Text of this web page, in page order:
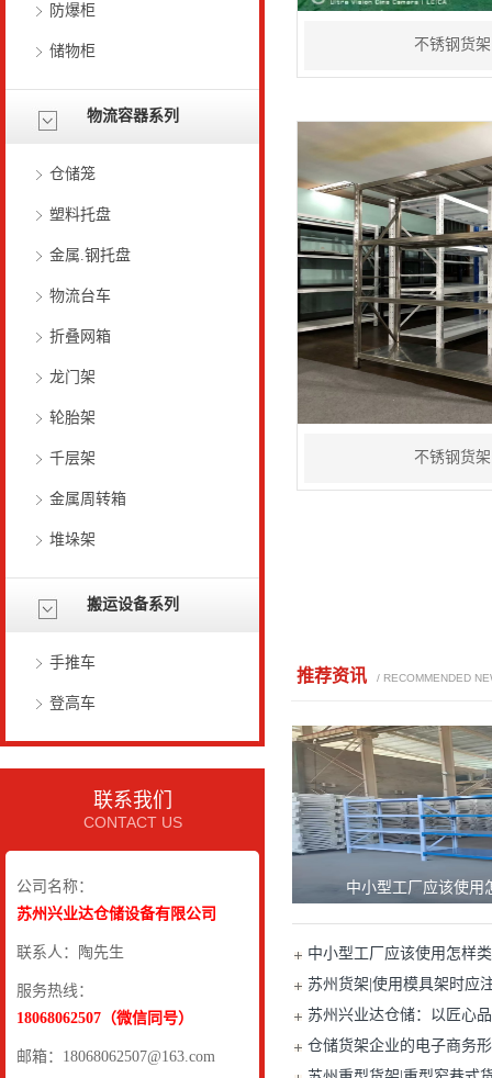
不锈钢货架
不锈钢货架
推荐资讯 / RECOMMENDED
中小型工厂应该使用
中小型工厂应该使用怎样
苏州货架|使用模具架时应
苏州兴业达仓储：以匠心
仓储货架企业的电子商务
防爆柜
储物柜
物流容器系列
仓储笼
塑料托盘
金属.钢托盘
物流台车
折叠网箱
龙门架
轮胎架
千层架
金属周转箱
堆垛架
搬运设备系列
手推车
登高车
联系我们
CONTACT US
公司名称：
苏州兴业达仓储设备有限公司
联系人：陶先生
服务热线：
18068062507（微信同号）
邮箱：18068062507@163.com